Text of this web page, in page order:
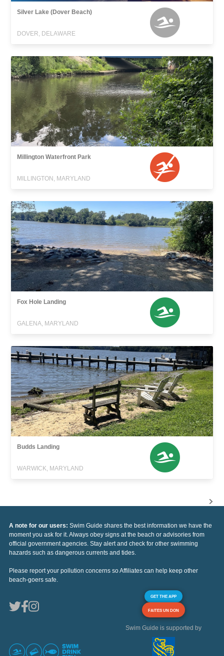
Silver Lake (Dover Beach)
DOVER, DELAWARE
Millington Waterfront Park
MILLINGTON, MARYLAND
Fox Hole Landing
GALENA, MARYLAND
Budds Landing
WARWICK, MARYLAND
A note for our users: Swim Guide shares the best information we have the
moment you ask for it. Always obey signs at the beach or advisories from
official government agencies. Stay alert and check for other swimming
hazards such as dangerous currents and tides.
Please report your pollution concerns so Affiliates can help keep other
beach-goers safe.
GET THE APP
FAITES UN DON
Swim Guide is supported by